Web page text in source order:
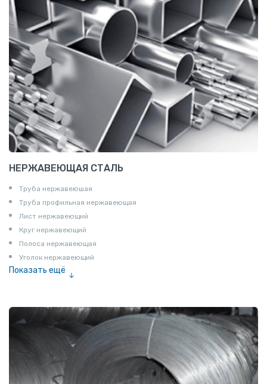
НЕРЖАВЕЮЩАЯ СТАЛЬ
Труба нержавеюшая
Труба профильная нержавеющая
Лист нержавеющий
Круг нержавеющий
Полоса нержавеющая
Уголок нержавеющий
Показать ещё